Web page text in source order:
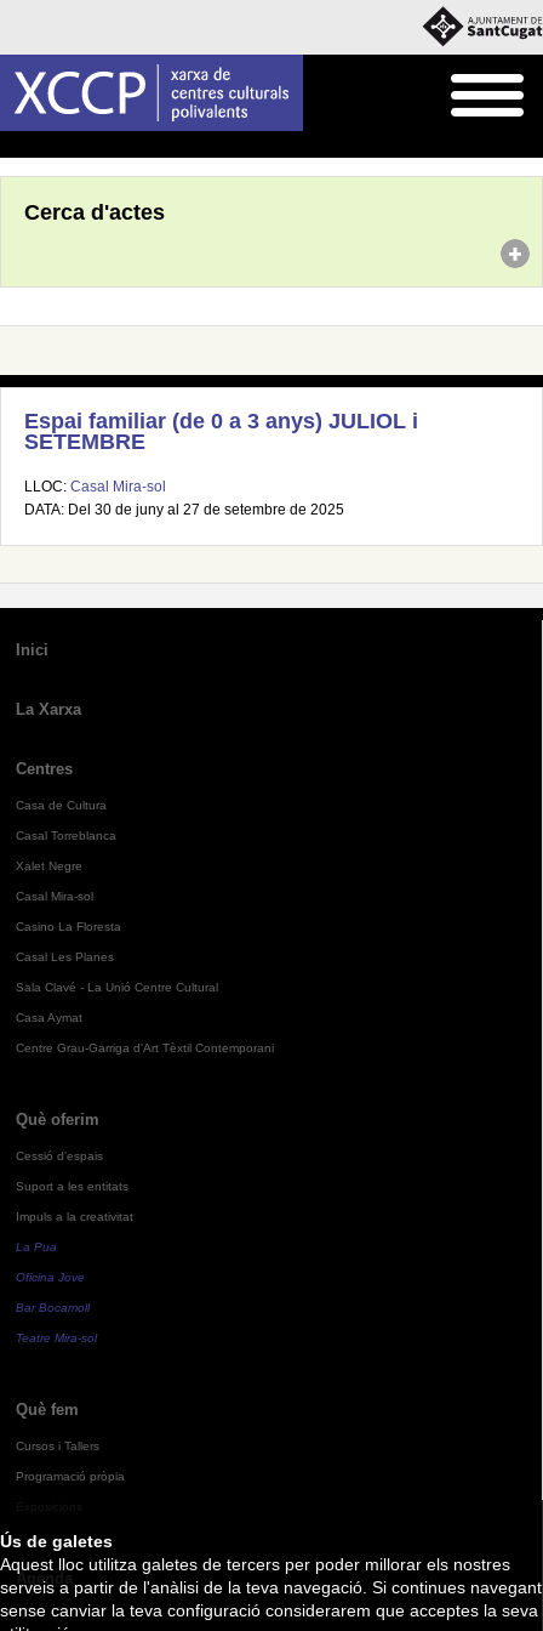
Ús de galetes
Aquest lloc utilitza galetes de tercers per poder millorar els nostres
serveis a partir de l'anàlisi de la teva navegació. Si continues navegant
sense canviar la teva configuració considerarem que acceptes la seva
Cerca d'actes
Espai familiar (de 0 a 3 anys) JULIOL i
SETEMBRE
LLOC: Casal Mira-sol
DATA: Del 30 de juny al 27 de setembre de 2025
Inici
La Xarxa
Centres
Casa de Cultura
Casal Torreblanca
Xalet Negre
Casal Mira-sol
Casino La Floresta
Casal Les Planes
Sala Clavé - La Unió Centre Cultural
Casa Aymat
Centre Grau-Garriga d'Art Tèxtil Contemporani
Què oferim
Cessió d'espais
Suport a les entitats
Impuls a la creativitat
La Pua
Oficina Jove
Bar Bocamoll
Teatre Mira-sol
Què fem
Cursos i Tallers
Programació pròpia
Agenda